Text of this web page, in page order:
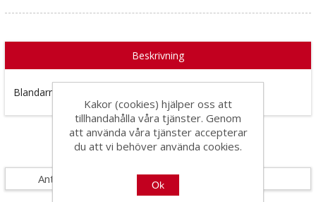
Beskrivning
Blandarmaskin för flytspackel, fix och fogmassa m.m.
Specifikationer
Antal i förpackning
Kakor (cookies) hjälper oss att
tillhandahålla våra tjänster. Genom
att använda våra tjänster accepterar
du att vi behöver använda cookies.
Ok